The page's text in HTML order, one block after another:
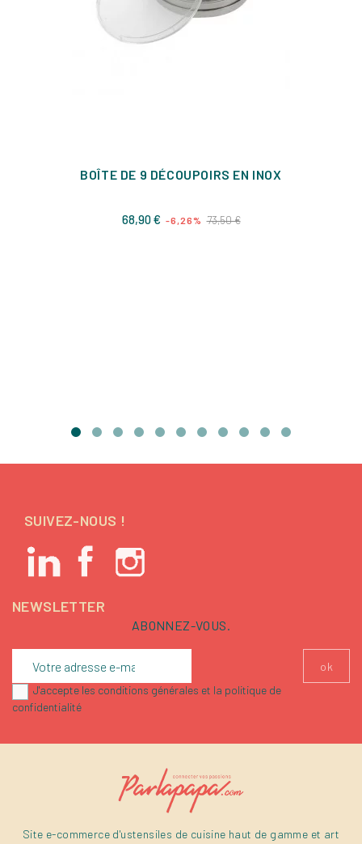
BOÎTE DE 9 DÉCOUPOIRS EN INOX
68,90 € Prix
-6,26% 73,50 €Prix
SUIVEZ-NOUS !
NEWSLETTER
ABONNEZ-VOUS.
J'accepte les conditions générales et la politique de
confidentialité
Site e-commerce d'ustensiles de cuisine haut de gamme et art